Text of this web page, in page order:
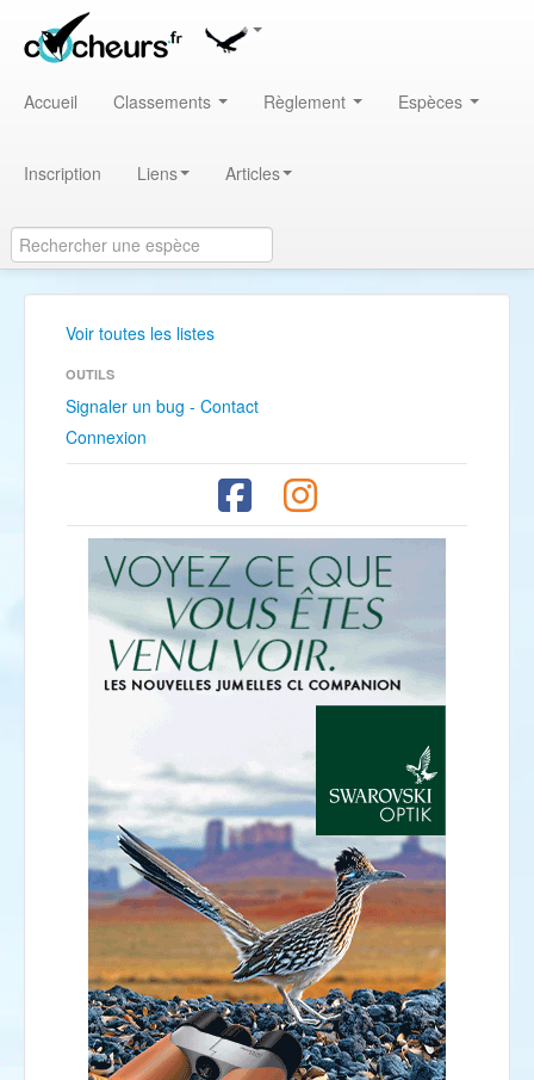
Accueil Classements Règlement Espèces
Inscription Liens Articles
Voir toutes les listes
OUTILS
Signaler un bug - Contact
Connexion